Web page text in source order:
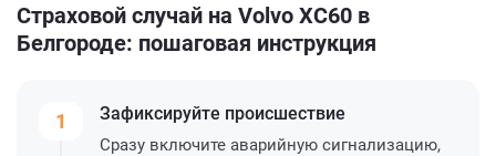
Страховой случай на Volvo XC60 в
Белгороде: пошаговая инструкция
1 Зафиксируйте происшествие
Сразу включите аварийную сигнализацию,